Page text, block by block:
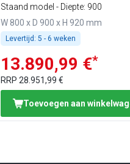
Staand model - Diepte: 900
W 800 x D 900 x H 920 mm
Levertijd: 5 - 6 weken
13.890,99 €*
RRP28.951,99 €
Toevoegen aan